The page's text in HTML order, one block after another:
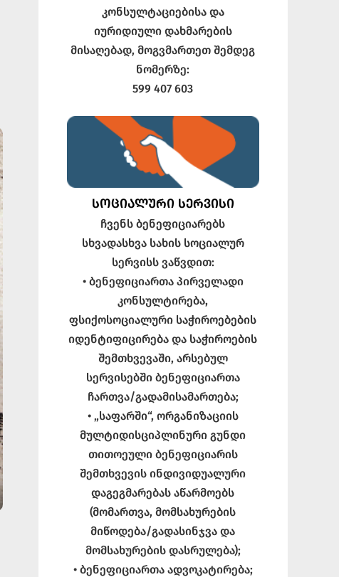
კონსულტაციებისა და
იურიდიული დახმარების
მისაღებად, მოგვმართეთ შემდეგ
ნომერზე:
599 407 603
ᲡᲝᲪᲘᲐᲚᲣᲠᲘ ᲡᲔᲠᲕᲘᲡᲘ
ჩვენს ბენეფიციარებს
სხვადასხვა სახის სოციალურ
სერვისს ვაწვდით:
• ბენეფიციართა პირველადი
კონსულტირება,
ფსიქოსოციალური საჭიროებების
იდენტიფიცირება და საჭიროების
შემთხვევაში, არსებულ
სერვისებში ბენეფიციართა
ჩართვა/გადამისამართება;
• „საფარში“, ორგანიზაციის
მულტიდისციპლინური გუნდი
თითოეული ბენეფიციარის
შემთხვევის ინდივიდუალური
დაგეგმარებას აწარმოებს
(მომართვა, მომსახურების
მიწოდება/გადასინჯვა და
მომსახურების დასრულება);
• ბენეფიციართა ადვოკატირება;